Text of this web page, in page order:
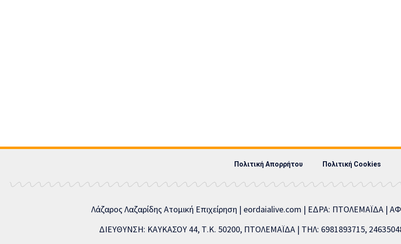
Πολιτική Απορρήτου Πολιτική Cookies
Λάζαρος Λαζαρίδης Ατομική Επιχείρηση | eordaialive.com | ΕΔΡΑ: ΠΤΟΛΕΜΑΪΔΑ |
ΔΙΕΥΘΥΝΣΗ: ΚΑΥΚΑΣΟΥ 44, Τ.Κ. 50200, ΠΤΟΛΕΜΑΪΔΑ | ΤΗΛ: 6981893715,